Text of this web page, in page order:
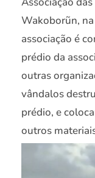
Wakoborũn, na
associação é
prédio da
outras
vândalos
prédio, e
outros